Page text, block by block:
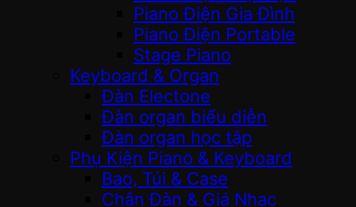
Piano Điện Gia Đình
Piano Điện Portable
Stage Piano
Keyboard & Organ
Đàn Electone
Đàn organ biểu diễn
Đàn organ học tập
Phụ Kiện Piano & Keyboard
Bao, Túi & Case
Chân Đàn & Giá Nhạc